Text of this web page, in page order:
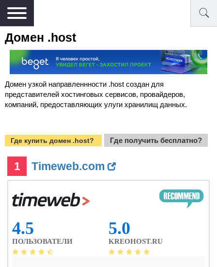
Домен .host
Домен узкой направленнности .host создан для
представителей хостинговых сервисов, провайдеров,
компаний, предоставляющих улуги хранилищ данных.
Где купить домен .host? Где получить бесплатно?
1 Timeweb.com
4.5
ПОЛЬЗОВАТЕЛИ
5.0
KREOHOST.RU